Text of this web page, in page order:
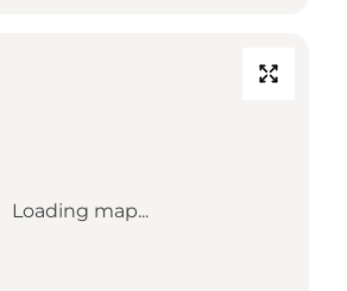
Loading map...